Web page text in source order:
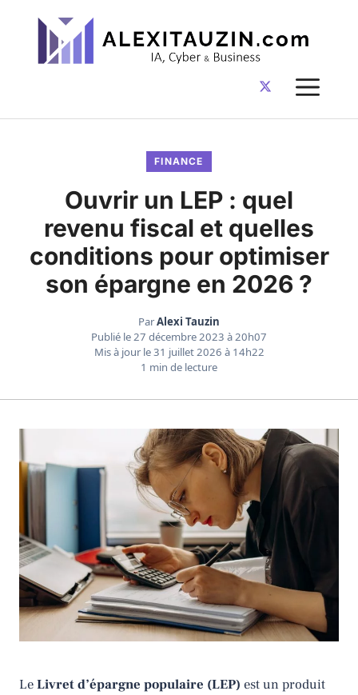
contenu
FINANCE
Ouvrir un LEP : quel
revenu fiscal et quelles
conditions pour optimiser
son épargne en 2026 ?
ParAlexi Tauzin
Publié le27 décembre 2023 à 20h07
Mis à jour le31 juillet 2026 à 14h22
1 min de lecture
LeLivret d’épargne populaire (LEP) est un produit